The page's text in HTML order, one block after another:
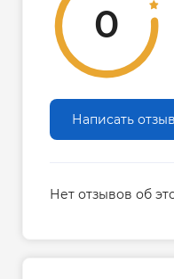
0
Написать отзыв
Нет отзывов об